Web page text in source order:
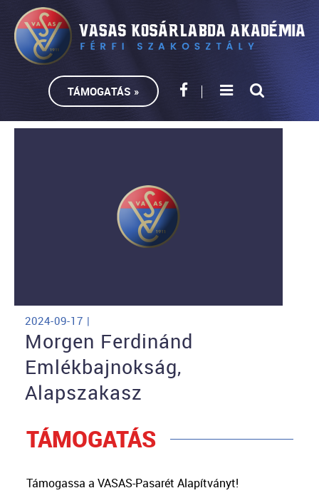
TÁMOGATÁS »
2024-09-17 |
Morgen Ferdinánd
Emlékbajnokság,
Alapszakasz
TÁMOGATÁS
Támogassa a VASAS-Pasarét Alapítványt!